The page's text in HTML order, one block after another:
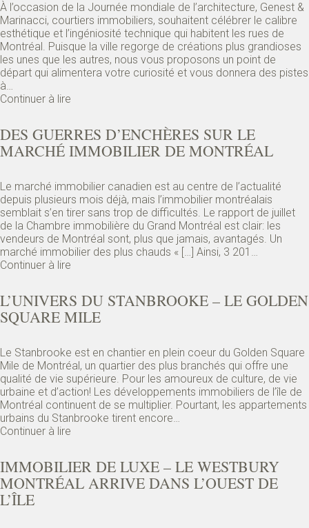
À l’occasion de la Journée mondiale de l’architecture, Genest &
Marinacci, courtiers immobiliers, souhaitent célébrer le calibre
esthétique et l’ingéniosité technique qui habitent les rues de
Montréal. Puisque la ville regorge de créations plus grandioses
les unes que les autres, nous vous proposons un point de
départ qui alimentera votre curiosité et vous donnera des pistes
à…
Continuer à lire
DES GUERRES D’ENCHÈRES SUR LE
MARCHÉ IMMOBILIER DE MONTRÉAL
Le marché immobilier canadien est au centre de l’actualité
depuis plusieurs mois déjà, mais l’immobilier montréalais
semblait s’en tirer sans trop de difficultés. Le rapport de juillet
de la Chambre immobilière du Grand Montréal est clair: les
vendeurs de Montréal sont, plus que jamais, avantagés. Un
marché immobilier des plus chauds « […] Ainsi, 3 201…
Continuer à lire
L’UNIVERS DU STANBROOKE – LE GOLDEN
SQUARE MILE
Le Stanbrooke est en chantier en plein coeur du Golden Square
Mile de Montréal, un quartier des plus branchés qui offre une
qualité de vie supérieure. Pour les amoureux de culture, de vie
urbaine et d’action! Les développements immobiliers de l’île de
Montréal continuent de se multiplier. Pourtant, les appartements
urbains du Stanbrooke tirent encore…
Continuer à lire
IMMOBILIER DE LUXE – LE WESTBURY
MONTRÉAL ARRIVE DANS L’OUEST DE
L’ÎLE